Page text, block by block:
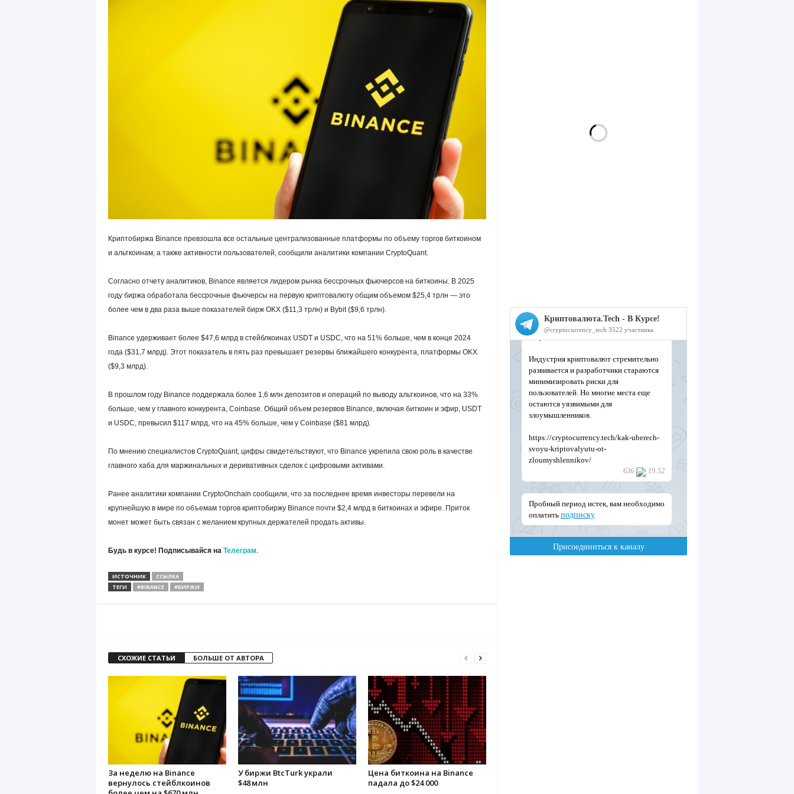
Криптобиржа Binance превзошла все остальные централизованные платформы по объему торгов биткоином
и альткоинам, а также активности пользователей, сообщили аналитики компании CryptoQuant.
Согласно отчету аналитиков, Binance является лидером рынка бессрочных фьючерсов на биткоины. В 2025
году биржа обработала бессрочные фьючерсы на первую криптовалюту общим объемом $25,4 трлн — это
более чем в два раза выше показателей бирж OKX ($11,3 трлн) и Bybit ($9,6 трлн).
Binance удерживает более $47,6 млрд в стейблкоинах USDT и USDC, что на 51% больше, чем в конце 2024
года ($31,7 млрд). Этот показатель в пять раз превышает резервы ближайшего конкурента, платформы OKX
($9,3 млрд).
В прошлом году Binance поддержала более 1,6 млн депозитов и операций по выводу альткоинов, что на 33%
больше, чем у главного конкурента, Coinbase. Общий объем резервов Binance, включая биткоин и эфир, USDT
и USDC, превысил $117 млрд, что на 45% больше, чем у Coinbase ($81 млрд).
По мнению специалистов CryptoQuant, цифры свидетельствуют, что Binance укрепила свою роль в качестве
главного хаба для маржинальных и деривативных сделок с цифровыми активами.
Ранее аналитики компании CryptoOnchain сообщили, что за последнее время инвесторы перевели на
крупнейшую в мире по объемам торгов криптобиржу Binance почти $2,4 млрд в биткоинах и эфире. Приток
монет может быть связан с желанием крупных держателей продать активы.
Будь в курсе! Подписывайся на Телеграм.
ИСТОЧНИК
ССЫЛКА
ТЕГИ
#BINANCE #БИРЖИ
СХОЖИЕ СТАТЬИ БОЛЬШЕ ОТ АВТОРА
За неделю на Binance
вернулось стейблкоинов
У биржи BtcTurk украли
$48 млн
Цена биткоина на Binance
падала до $24 000